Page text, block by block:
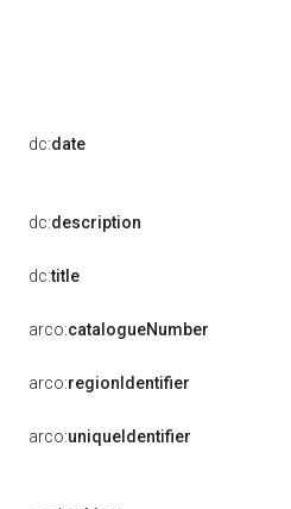
dc:date
dc:description
dc:title
arco:catalogueNumber
arco:regionIdentifier
arco:uniqueIdentifier